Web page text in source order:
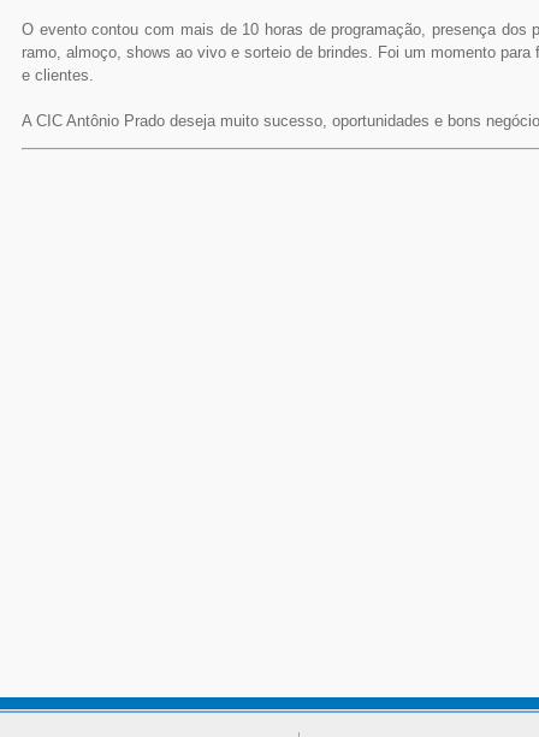
O evento contou com mais de 10 horas de programação, presença dos
ramo, almoço, shows ao vivo e sorteio de brindes. Foi um momento
e clientes.
A CIC Antônio Prado deseja muito sucesso, oportunidades e bons